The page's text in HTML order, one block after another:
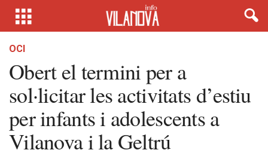
OCI
Obert el termini per a
sol·licitar les activitats d’estiu
per infants i adolescents a
Vilanova i la Geltrú